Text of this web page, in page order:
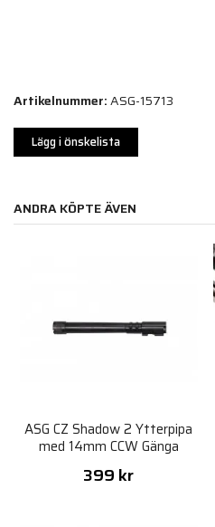
Artikelnummer:ASG-15713
Lägg i önskelista
ANDRA KÖPTE ÄVEN
ASG CZ Shadow 2 Ytterpipa
med 14mm CCW Gänga
399 kr